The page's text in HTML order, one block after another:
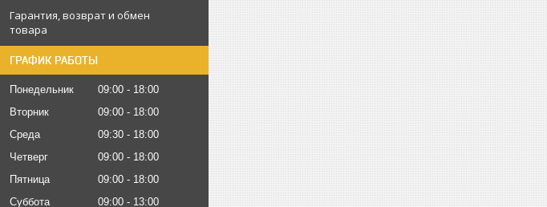
Гарантия, возврат и обмен
товара
ГРАФИК РАБОТЫ
Понедельник 09:00
18:00
Вторник
09:00
18:00
Среда
09:30
18:00
Четверг
09:00
18:00
Пятница
09:00
18:00
Суббота
09:00
13:00